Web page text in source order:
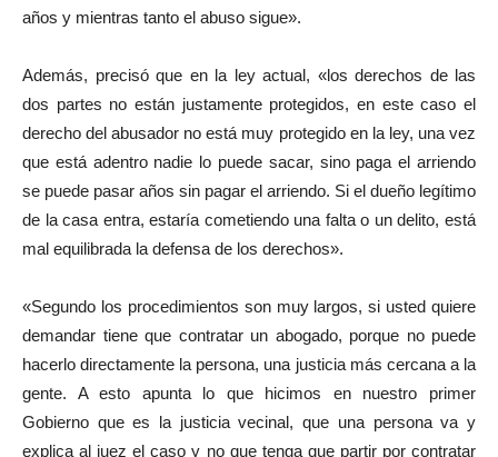
años y mientras tanto el abuso sigue».
Además, precisó que en la ley actual, «los derechos de las
dos partes no están justamente protegidos, en este caso el
derecho del abusador no está muy protegido en la ley, una vez
que está adentro nadie lo puede sacar, sino paga el arriendo
se puede pasar años sin pagar el arriendo. Si el dueño legítimo
de la casa entra, estaría cometiendo una falta o un delito, está
mal equilibrada la defensa de los derechos».
«Segundo los procedimientos son muy largos, si usted quiere
demandar tiene que contratar un abogado, porque no puede
hacerlo directamente la persona, una justicia más cercana a la
gente. A esto apunta lo que hicimos en nuestro primer
Gobierno que es la justicia vecinal, que una persona va y
explica al juez el caso y no que tenga que partir por contratar